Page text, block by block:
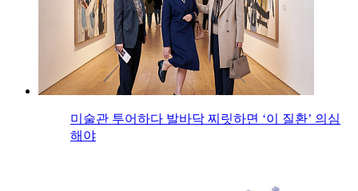
미술관 투어하다 발바닥 찌릿하면 ‘이 질환’ 의심
해야